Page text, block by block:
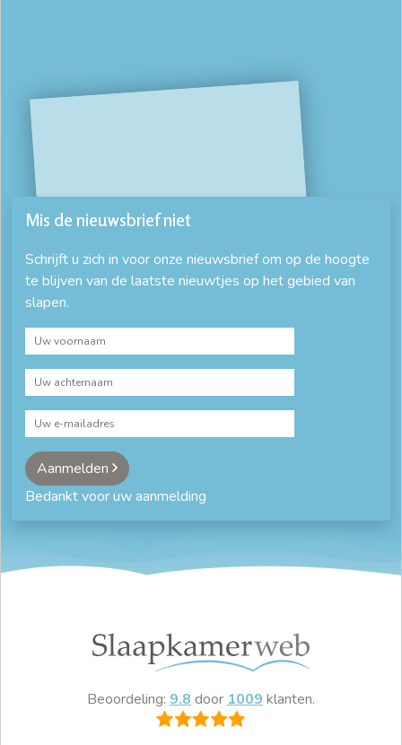
Mis de nieuwsbrief niet
Schrijft u zich in voor onze nieuwsbrief om op de hoogte
te blijven van de laatste nieuwtjes op het gebied van
slapen.
Aanmelden
Bedankt voor uw aanmelding
Beoordeling: 9.8door1009klanten.